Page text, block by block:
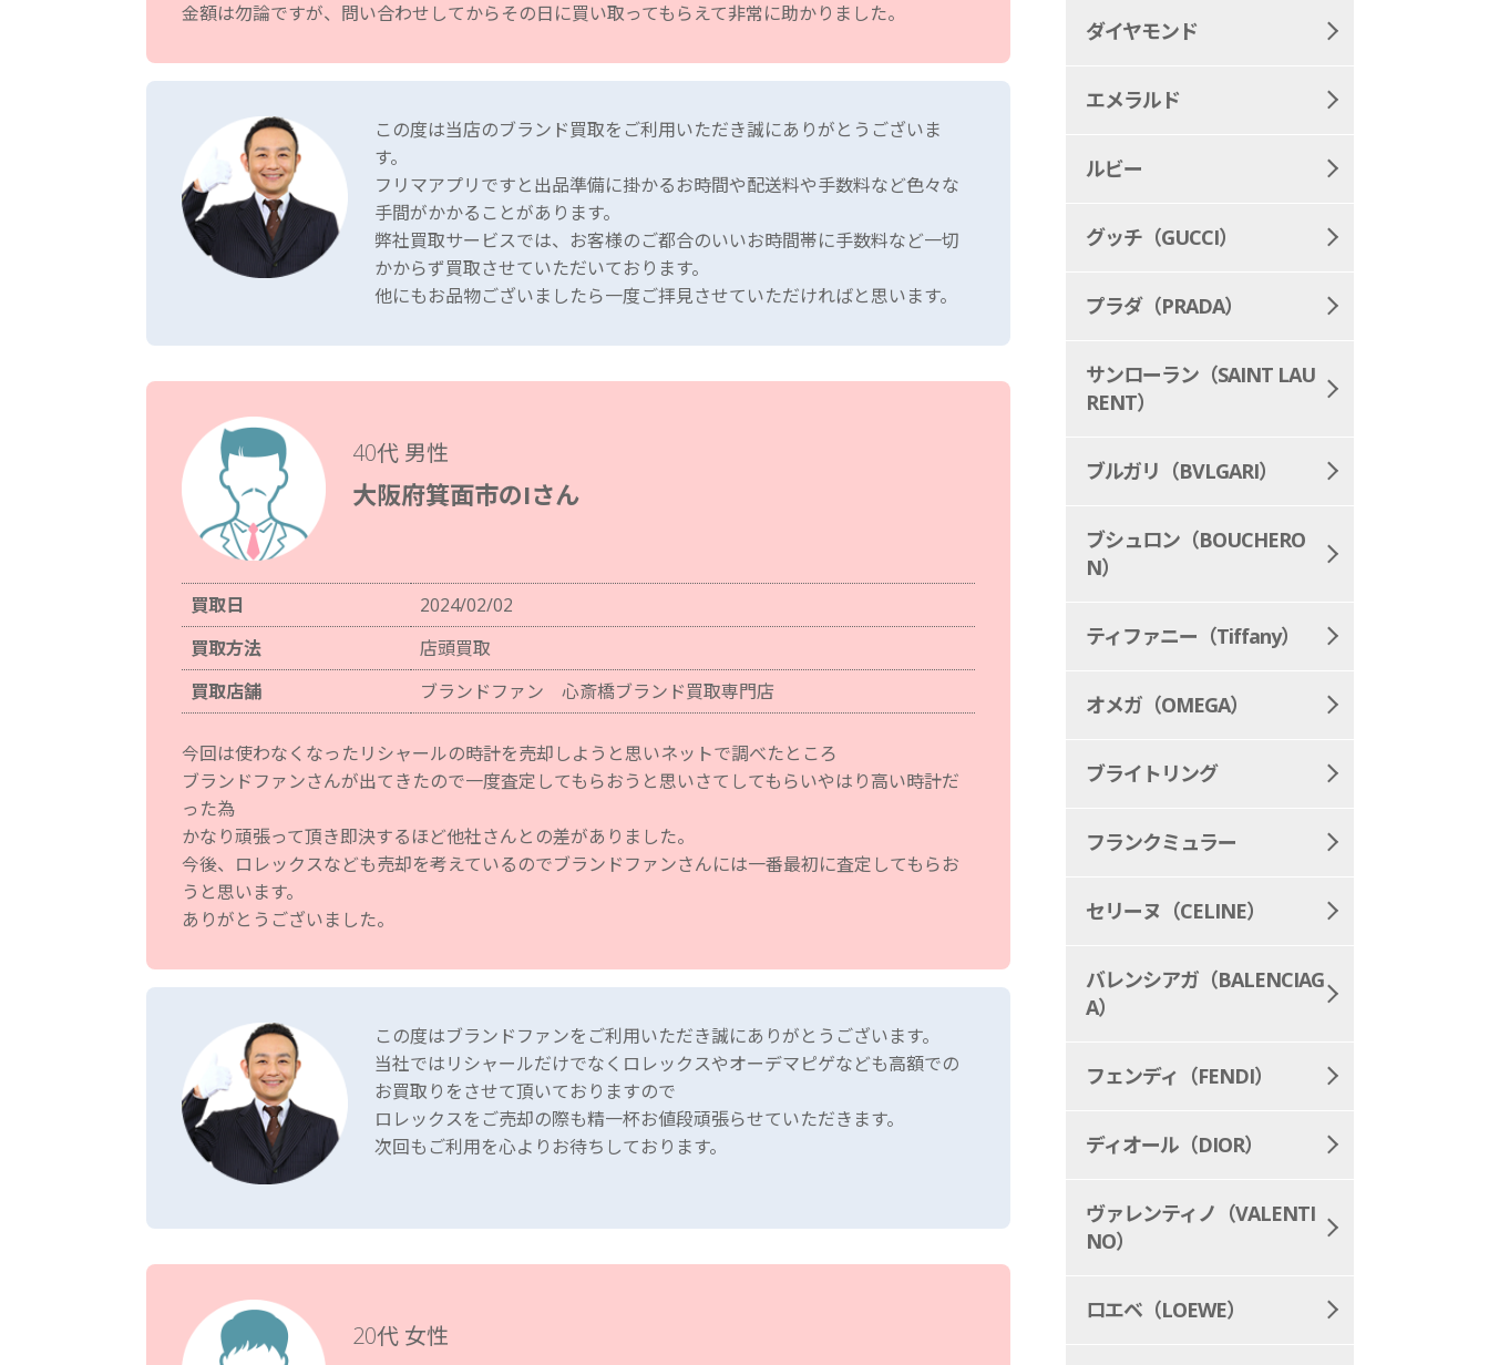
金額は勿論ですが、問い合わせしてからその日に買い取ってもらえて非常に助かりました。
この度は当店のブランド買取をご利用いただき誠にありがとうございま
す。
フリマアプリですと出品準備に掛かるお時間や配送料や手数料など色々な
手間がかかることがあります。
弊社買取サービスでは、お客様のご都合のいいお時間帯に手数料など一切
かからず買取させていただいております。
他にもお品物ございましたら一度ご拝見させていただければと思います。
40代 男性
大阪府箕面市のIさん
買取日
2024/02/02
買取方法
店頭買取
買取店舗
ブランドファン 心斎橋ブランド買取専門店
今回は使わなくなったリシャールの時計を売却しようと思いネットで調べたところ
ブランドファンさんが出てきたので一度査定してもらおうと思いさてしてもらいやはり高い時計だ
った為
かなり頑張って頂き即決するほど他社さんとの差がありました。
今後、ロレックスなども売却を考えているのでブランドファンさんには一番最初に査定してもらお
うと思います。
ありがとうございました。
この度はブランドファンをご利用いただき誠にありがとうございます。
当社ではリシャールだけでなくロレックスやオーデマピゲなども高額での
お買取りをさせて頂いておりますので
ロレックスをご売却の際も精一杯お値段頑張らせていただきます。
次回もご利用を心よりお待ちしております。
20代 女性
ダイヤモンド
エメラルド
ルビー
グッチ（GUCCI）
プラダ（PRADA）
サンローラン（SAINT LAU
RENT）
ブルガリ（BVLGARI）
ブシュロン（BOUCHERO
N）
ティファニー（Tiffany）
オメガ（OMEGA）
ブライトリング
フランクミュラー
セリーヌ（CELINE）
バレンシアガ（BALENCIAG
A）
フェンディ（FENDI）
ディオール（DIOR）
ヴァレンティノ（VALENTI
NO）
ロエベ（LOEWE）